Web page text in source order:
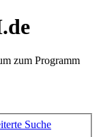
zum Programm
Suche